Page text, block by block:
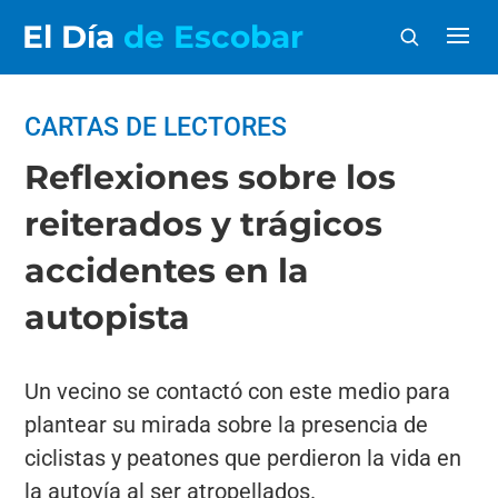
El Día de Escobar
CARTAS DE LECTORES
Reflexiones sobre los
reiterados y trágicos
accidentes en la
autopista
Un vecino se contactó con este medio para
plantear su mirada sobre la presencia de
ciclistas y peatones que perdieron la vida en
la autovía al ser atropellados.